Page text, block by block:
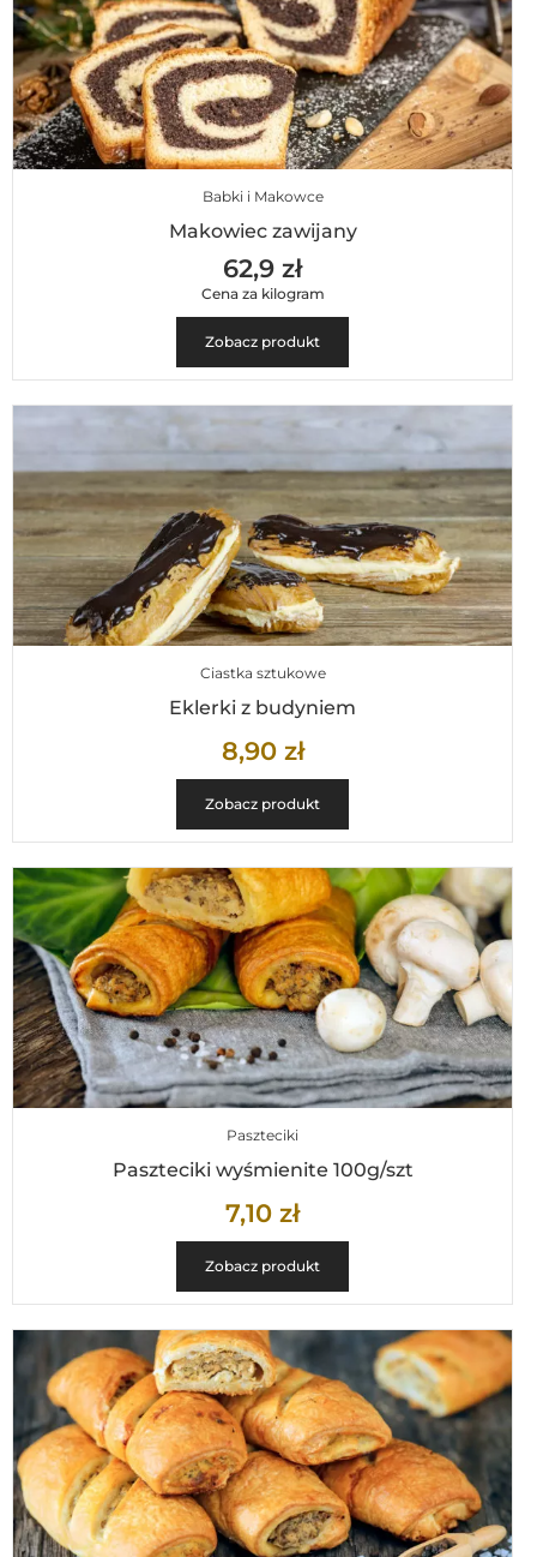
Babki i Makowce
Makowiec zawijany
62,9 zł
Cena za kilogram
Zobacz produkt
Ciastka sztukowe
Eklerki z budyniem
8,90 zł
Zobacz produkt
Paszteciki
Paszteciki wyśmienite 100g/szt
7,10 zł
Zobacz produkt